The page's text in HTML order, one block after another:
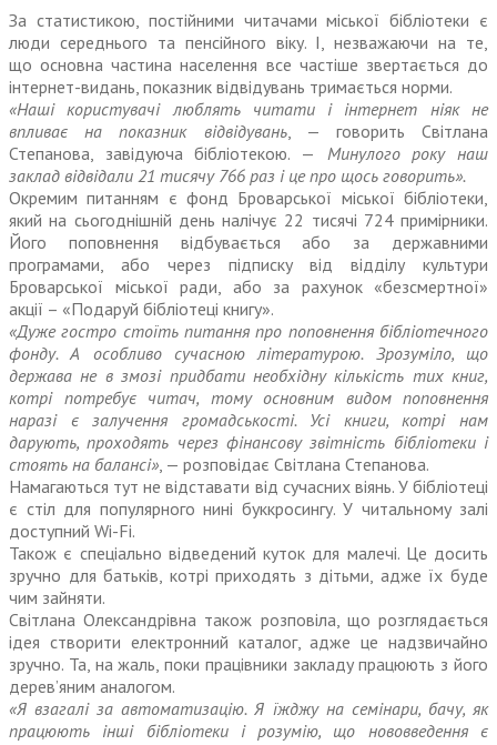
За статистикою, постійними читачами міської бібліотеки є
люди середнього та пенсійного віку. І, незважаючи на те,
що основна частина населення все частіше звертається до
інтернет-видань, показник відвідувань тримається норми.
«Наші користувачі люблять читати і інтернет ніяк не
впливає на показник відвідувань, — говорить Світлана
Степанова, завідуюча бібліотекою. — Минулого року наш
заклад відвідали 21 тисячу 766 раз і це про щось говорить».
Окремим питанням є фонд Броварської міської бібліотеки,
який на сьогоднішній день налічує 22 тисячі 724 примірники.
Його поповнення відбувається або за державними
програмами, або через підписку від відділу культури
Броварської міської ради, або за рахунок «безсмертної»
акції – «Подаруй бібліотеці книгу».
«Дуже гостро стоїть питання про поповнення бібліотечного
фонду. А особ­ливо сучасною літературою. Зрозуміло, що
держава не в змозі придбати необхідну кількість тих книг,
котрі потребує читач, тому основним видом поповнення
наразі є залучення громадськості. Усі книги, котрі нам
дарують, проходять через фінансову звітність бібліотеки і
стоять на балансі», — розповідає Світлана Степанова.
Намагаються тут не відставати від сучасних віянь. У бібліотеці
є стіл для популярного нині буккросингу. У читальному залі
доступний Wi-Fi.
Також є спеціально відведений куток для малечі. Це досить
зручно для батьків, котрі приходять з дітьми, адже їх буде
чим зайняти.
Світлана Олександрівна також розповіла, що розглядається
ідея створити електронний каталог, адже це надзвичайно
зручно. Та, на жаль, поки працівники закладу працюють з його
дерев’яним аналогом.
«Я взагалі за автоматизацію. Я їжджу на семінари, бачу, як
працюють інші бібліотеки і розумію, що нововведення є